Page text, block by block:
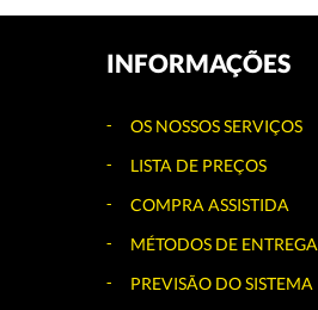
INFORMAÇÕES
OS NOSSOS SERVIÇOS
LISTA DE PREÇOS
COMPRA ASSISTIDA
MÉTODOS DE ENTREGA
PREVISÃO DO SISTEMA